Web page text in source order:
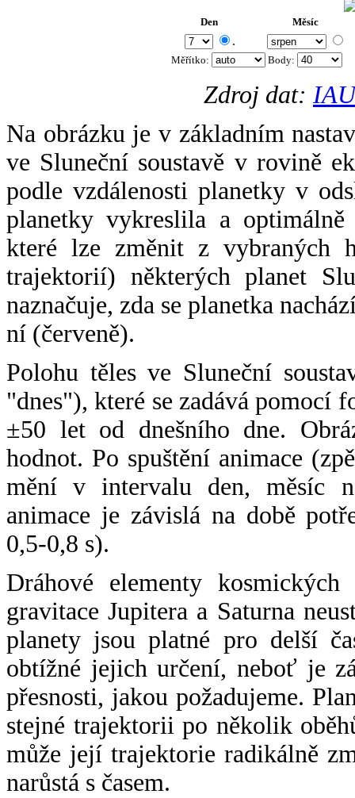
Den Měsíc
.
Měřítko: Body:
Zdroj dat:
Na obrázku je v základním
ve Sluneční soustavě v rovině
podle vzdálenosti planetky v
planetky vykreslila a
které lze změnit z vybraných
trajektorií) některých planet
naznačuje, zda se planetka
ní (červeně).
Polohu těles ve Sluneční
"dnes"), které se zadává pomocí
±50 let od dnešního dne.
hodnot. Po spuštění animace
mění v intervalu den, měsíc
animace je závislá na době
0,5-0,8 s).
Dráhové elementy
gravitace Jupitera a Saturna
planety jsou platné pro delší
obtížné jejich určení, neboť je
přesnosti, jakou požadujeme.
stejné trajektorii po několik
může její trajektorie radikálně
narůstá s časem.